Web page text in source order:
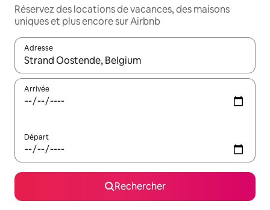
Réservez des locations de vacances, des maisons
uniques et plus encore sur Airbnb
Adresse
Lorsque les résultats s'affichent, utilisez les flèches vers le
Arrivée
Départ
Rechercher